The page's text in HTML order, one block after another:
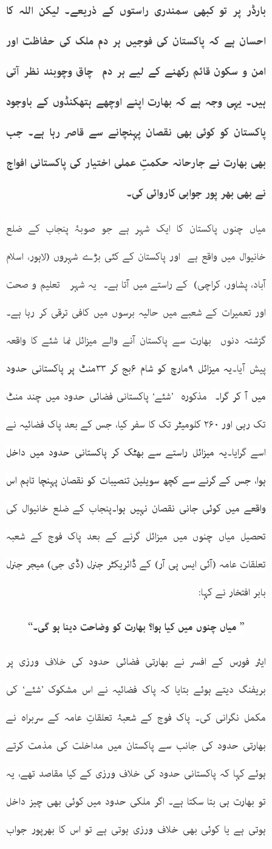
بارڈر پر تو کبھی سمندری راستوں کے ذریعے۔ لیکن اللہ کا
احسان ہے کہ پاکستان کی فوجیں ہر دم ملک کی حفاظت اور
امن و سکون قائم رکھنے کے لیے ہر دم چاق وچوبند نظر آتی
ہیں۔ یہی وجہ ہے کہ بھارت اپنے اوچھے ہتھکنڈوں کے باوجود
پاکستان کو کوئی بھی نقصان پہنچانے سے قاصر رہا ہے۔ جب
بھی بھارت نے جارحانہ حکمتِ عملی اختیار کی پاکستانی افواج
نے بھی بھر پور جوابی کاروائی کی۔
مياں چنوں پاکستان کا ایک شہر ہے جو صوبۂ پنجاب کے ضلع
خانیوال میں واقع ہے اور پاکستان کے کئی بڑے شہروں (لاہور، اسلام
آباد، پشاور، کراچی) کے راستے میں آتا ہے۔ یہ شہر تعلیم و صحت
اور تعمیرات کے شعبے میں حالیہ برسوں میں کافی ترقی کر رہا ہے۔
گزشتہ دنوں بھارت سے پاکستان آنے والے میزائل نما شئے کا واقعہ
پیش آیا۔
یہ میزائل ۹مارچ کو شام ۶بج کر ۳۳منٹ پر پاکستانی حدود
میں آ کر گرا۔ مذکورہ ’شئے‘ پاکستانی فضائی حدود میں چند منٹ
تک رہی اور ۲۶۰ کلومیٹر تک کا سفر کیا، جس کے بعد پاک فضائیہ نے
اسے گرایا۔یہ میزائل راستے سے بھٹک کر پاکستانی حدود میں داخل
ہوا، جس کے گرنے سے کچھ سویلین تنصیبات کو نقصان پہنچا تاہم اس
واقعے میں کوئی جانی نقصان نہیں ہوا۔پنجاب کے ضلع خانیوال کی
تحصیل میاں چنوں میں میزائل گرنے کے بعد پاک فوج کے شعبہ
تعلقات عامہ (آئی ایس پی آر) کے ڈائریکٹر جنرل (ڈی جی) میجر جنرل
بابر افتخار نے کہا:
” میاں چنوں میں کیا ہوا؟ بھارت کو وضاحت دینا ہو گی۔“
ایئر فورس کے افسر نے بھارتی فضائی حدود کی خلاف ورزی پر
بریفنگ دیتے ہوئے بتایا کہ پاک فضائیہ نے اس مشکوک ’شئے‘ کی
مکمل نگرانی کی۔ پاک فوج کے شعبۂ تعلقاتِ عامہ کے سربراہ نے
بھارتی حدود کی جانب سے پاکستان میں مداخلت کی مذمت کرتے
ہوئے کہا کہ پاکستانی حدود کی خلاف ورزی کے کیا مقاصد تھے، یہ
تو بھارت ہی بتا سکتا ہے۔ اگر ملکی حدود میں کوئی بھی چیز داخل
ہوتی ہے یا کوئی بھی خلاف ورزی ہوتی ہے تو اس کا بھرپور جواب